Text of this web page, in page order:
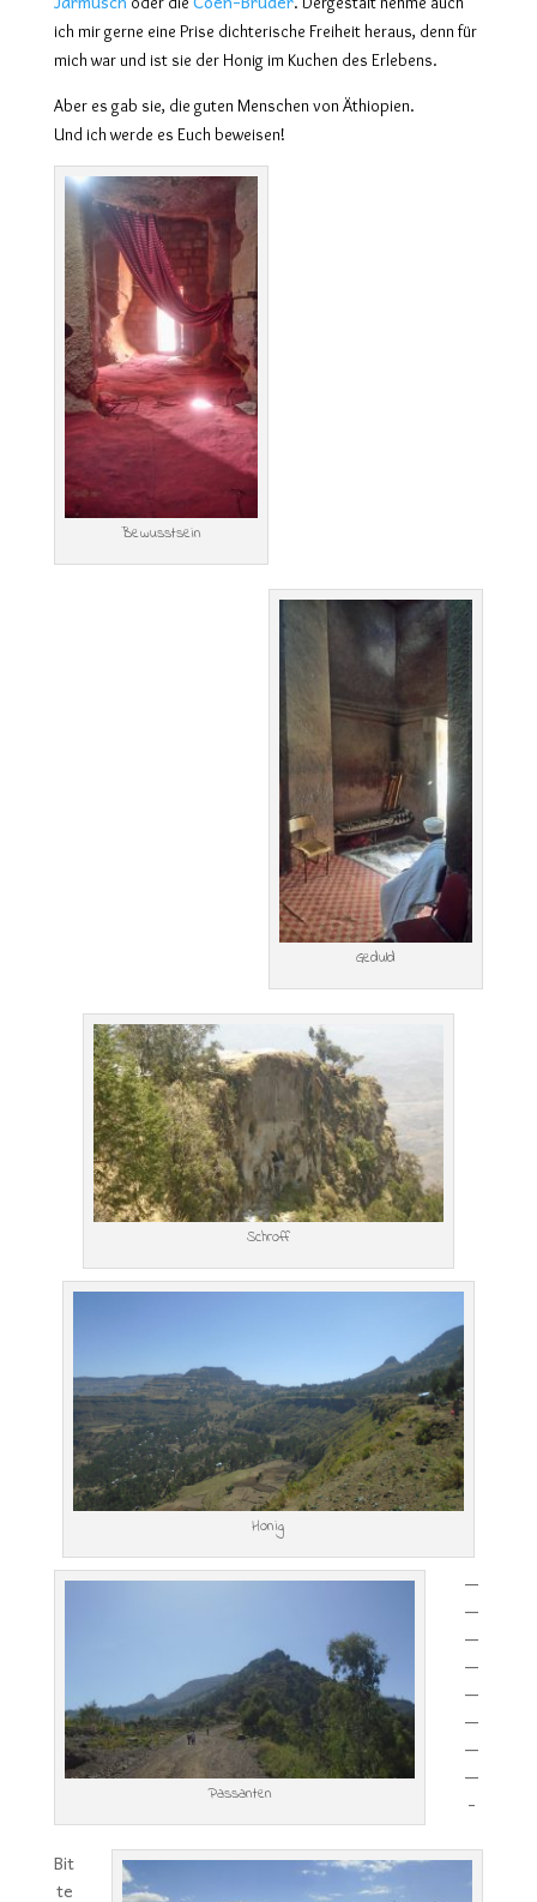
ich mir gerne eine Prise dichterische Freiheit heraus, denn für
mich war und ist sie der Honig im Kuchen des Erlebens.
Aber es gab sie, die guten Menschen von Äthiopien.
Und ich werde es Euch beweisen!
Bewusstsein
Geduld
Schroff
Honig
Passanten
—
—
—
—
—
—
—
—
-
Bit
te